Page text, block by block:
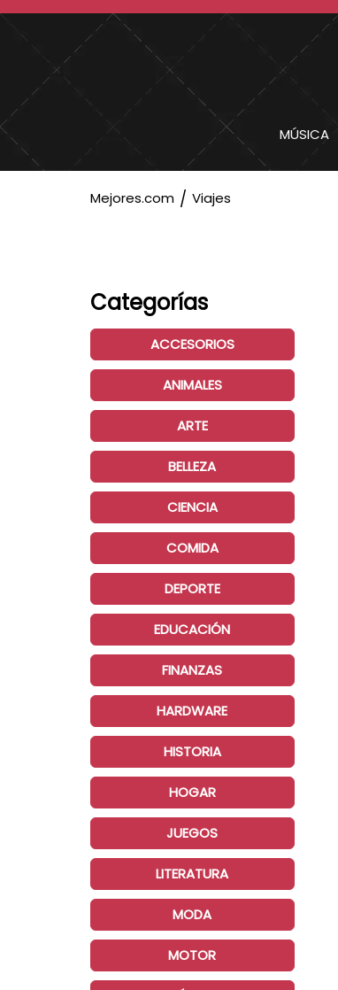
MÚSICA
Mejores.com Viajes
Categorías
ACCESORIOS
ANIMALES
ARTE
BELLEZA
CIENCIA
COMIDA
DEPORTE
EDUCACIÓN
FINANZAS
HARDWARE
HISTORIA
HOGAR
JUEGOS
LITERATURA
MODA
MOTOR